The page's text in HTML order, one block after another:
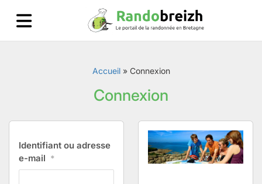
Accueil» Connexion
Connexion
Identifiant ou adresse
e-mail *